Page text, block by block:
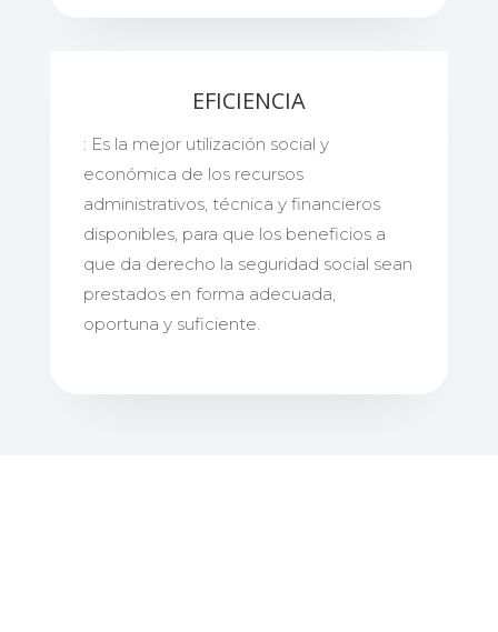
EFICIENCIA
: Es la mejor utilización social y
económica de los recursos
administrativos, técnica y financieros
disponibles, para que los beneficios a
que da derecho la seguridad social sean
prestados en forma adecuada,
oportuna y suficiente.